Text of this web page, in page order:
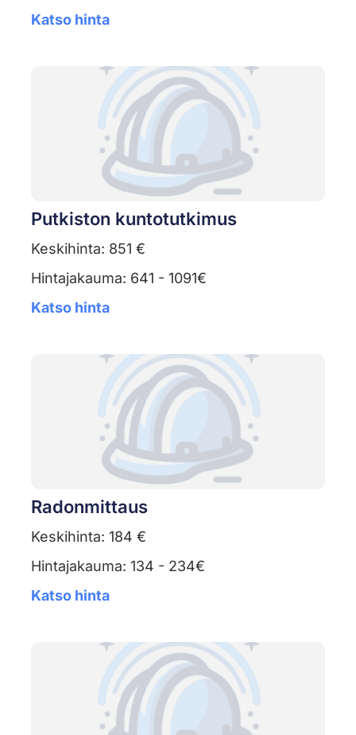
Katso hinta
Putkiston kuntotutkimus
Keskihinta: 851 €
Hintajakauma: 641 - 1091€
Katso hinta
Radonmittaus
Keskihinta: 184 €
Hintajakauma: 134 - 234€
Katso hinta